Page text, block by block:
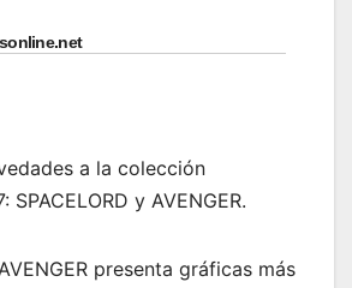
a la colección
SPACELORD y AVENGER.
presenta gráficas más